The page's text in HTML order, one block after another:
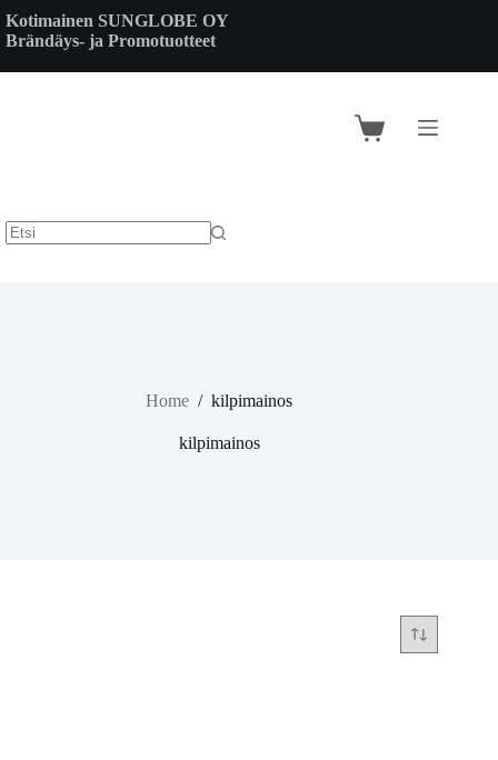
to
content
Kotimainen SUNGLOBE OY
Brändäys- ja Promotuotteet
Shopping
Home / kilpimainos
kilpimainos